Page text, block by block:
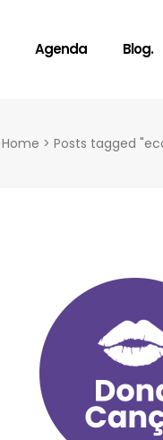
Agenda Blog.
Home > Posts tagged